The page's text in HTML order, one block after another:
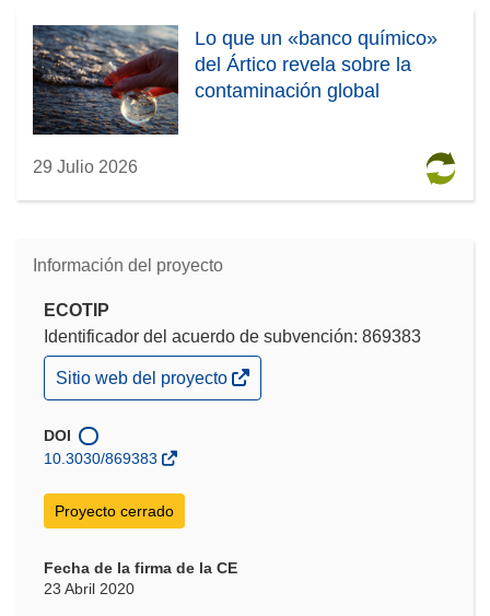
Lo que un «banco químico»
del Ártico revela sobre la
contaminación global
29 Julio 2026
Información del proyecto
ECOTIP
Identificador del acuerdo de subvención: 869383
(se
abrirá
una
nueva
Sitio web del proyecto
DOI
10.3030/869383
Proyecto cerrado
Fecha de la firma de la CE
23 Abril 2020